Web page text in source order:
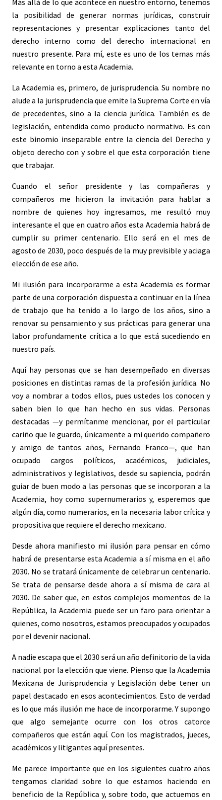
Más allá de lo que acontece en nuestro entorno, tenemos
la posibilidad de generar normas jurídicas, construir
representaciones y presentar explicaciones tanto del
derecho interno como del derecho internacional en
nuestro presente. Para mí, este es uno de los temas más
relevante en torno a esta Academia.
La Academia es, primero, de jurisprudencia. Su nombre no
alude a la jurisprudencia que emite la Suprema Corte en vía
de precedentes, sino a la ciencia jurídica. También es de
legislación, entendida como producto normativo. Es con
este binomio inseparable entre la ciencia del Derecho y
objeto derecho con y sobre el que esta corporación tiene
que trabajar.
Cuando el señor presidente y las compañeras y
compañeros me hicieron la invitación para hablar a
nombre de quienes hoy ingresamos, me resultó muy
interesante el que en cuatro años esta Academia habrá de
cumplir su primer centenario. Ello será en el mes de
agosto de 2030, poco después de la muy previsible y aciaga
elección de ese año.
Mi ilusión para incorporarme a esta Academia es formar
parte de una corporación dispuesta a continuar en la línea
de trabajo que ha tenido a lo largo de los años, sino a
renovar su pensamiento y sus prácticas para generar una
labor profundamente crítica a lo que está sucediendo en
nuestro país.
Aquí hay personas que se han desempeñado en diversas
posiciones en distintas ramas de la profesión jurídica. No
voy a nombrar a todos ellos, pues ustedes los conocen y
saben bien lo que han hecho en sus vidas. Personas
destacadas —y permítanme mencionar, por el particular
cariño que le guardo, únicamente a mi querido compañero
y amigo de tantos años, Fernando Franco—, que han
ocupado cargos políticos, académicos, judiciales,
administrativos y legislativos, desde su sapiencia, podrán
guiar de buen modo a las personas que se incorporan a la
Academia, hoy como supernumerarios y, esperemos que
algún día, como numerarios, en la necesaria labor crítica y
propositiva que requiere el derecho mexicano.
Desde ahora manifiesto mi ilusión para pensar en cómo
habrá de presentarse esta Academia a sí misma en el año
2030. No se tratará únicamente de celebrar un centenario.
Se trata de pensarse desde ahora a sí misma de cara al
2030. De saber que, en estos complejos momentos de la
República, la Academia puede ser un faro para orientar a
quienes, como nosotros, estamos preocupados y ocupados
por el devenir nacional.
A nadie escapa que el 2030 será un año definitorio de la vida
nacional por la elección que viene. Pienso que la Academia
Mexicana de Jurisprudencia y Legislación debe tener un
papel destacado en esos acontecimientos. Esto de verdad
es lo que más ilusión me hace de incorporarme. Y supongo
que algo semejante ocurre con los otros catorce
compañeros que están aquí. Con los magistrados, jueces,
académicos y litigantes aquí presentes.
Me parece importante que en los siguientes cuatro años
tengamos claridad sobre lo que estamos haciendo en
beneficio de la República y, sobre todo, que actuemos en